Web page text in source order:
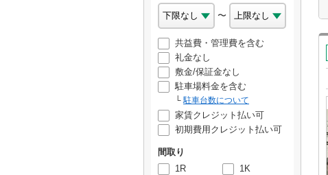
〜
共益費・管理費を含む
礼金なし
敷金/保証金なし
駐車場料金を含む
駐車台数について
家賃クレジット払い可
初期費用クレジット払い可
間取り
1R
1K